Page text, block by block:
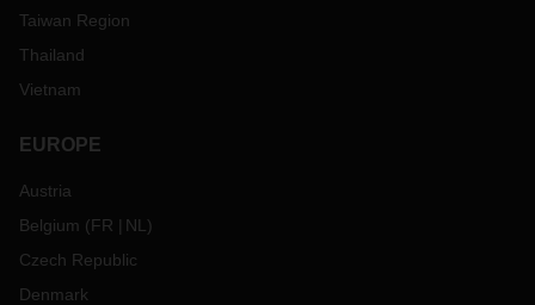
Taiwan Region
Thailand
Vietnam
EUROPE
Austria
Belgium (FR NL )
Czech Republic
Denmark